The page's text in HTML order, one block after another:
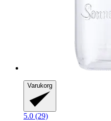
Varukorg
5.0 (29)